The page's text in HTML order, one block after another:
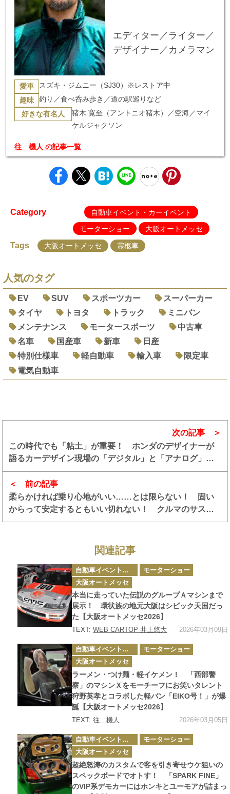
エディター／ライター／
デザイナー／カメラマン
愛車 スズキ・ジムニー（SJ30）※レストア中
趣味 釣り／食べ呑み歩き／道の駅巡りなど
好きな有名人
猪木 寛至（アントニオ猪木）／空海／マイ
ケルジャクソン
往 機人 の記事一覧
Category
自動車イベント・カーイベント
モーターショー
大阪オートメッセ
Tags 大阪オートメッセ 霊柩車
人気のタグ
EV SUV スポーツカー
スーパーカー
タイヤ
トヨタ トラック
ミニバン
メンテナンス
モータースポーツ
中古車
名車
国産車 新車
日産
特別仕様車
軽自動車 輸入車
限定車
電気自動車
前の記事
柔らかければ乗り心地がいい……とは限らない！ 固い
からって安定するともいい切れない！ クルマのサスペ
ンションはあまりに奥深い世界だった
次の記事
この時代でも「粘土」が重要！ ホンダのデザイナーが
語るカーデザイン現場の「デジタル」と「アナログ」の
協調
関連記事
カ
テ
ゴ
リ
ー
自動車イベント・カーイベント
モーターショー
大阪オートメッセ
本当に走っていた伝説のグループＡマシンまで
展示！ 環状族の地元大阪はシビック天国だっ
た【大阪オートメッセ2026】
TEXT:WEB CARTOP 井上悠大 2026年03月09日
カ
テ
ゴ
リ
ー
自動車イベント・カーイベント
モーターショー
大阪オートメッセ
ラーメン・つけ麺・軽イケメン！ 「西部警
察」のマシンＸをモーチーフにお笑いタレント
狩野英孝とコラボした軽バン「EIKO号！」が爆
誕【大阪オートメッセ2026】
TEXT:往 機人 2026年03月05日
カ
テ
ゴ
リ
ー
自動車イベント・カーイベント
モーターショー
大阪オートメッセ
超絶怒涛のカスタムで客を引き寄せウケ狙いの
スペックボードでオトす！ 「SPARK FINE」
のVIP系デモカーにはホンキとユーモアが詰まっ